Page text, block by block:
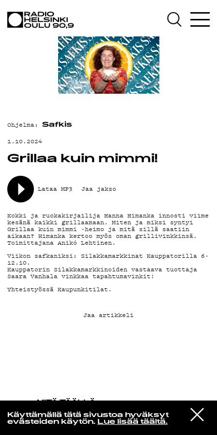
Käyttämällä tätä sivustoa hyväksyt
evästeiden käytön. Lue lisää täältä.
VIESTI
STUDIOON
MITÄ TÄÄLLÄ
Manic Street Preachers
The Everlasting
AJANKOHTAISTA
OHJELMAT
TEKIJÄT
ON-DEMAND
MAINOSTA
YHTEYSTIEDOT
G LIVELAB
YSTÄVÄKLUBI
TIETOSUOJA
KIRJAUDU SISÄÄN
Ohjelma: Safkis
1.10.2024
Grillaa kuin mimmi!
Lataa MP3 Jaa jakso
Kokki ja ruokakirjailija Hanna Himanka innosti viime
kesänä kaikki grillaamaan. Miten ja miksi syntyi
Grillaa kuin mimmi -heimo ja mitä sillä saatiin
aikaan? Himanka kertoo myös oman grillivinkkinsä.
Toimittajana Anikó Lehtinen.
Viikon safkaniksi: Silakkamarkkinat Kauppatorilla 6-
12.10.
Kauppatorin Silakkamarkkinoiden vastaava tuottaja
Saara Vanhala vinkkaa tapahtumavinkit!
Yhteistyössä Kaupunkitilat.
Jaa artikkeli